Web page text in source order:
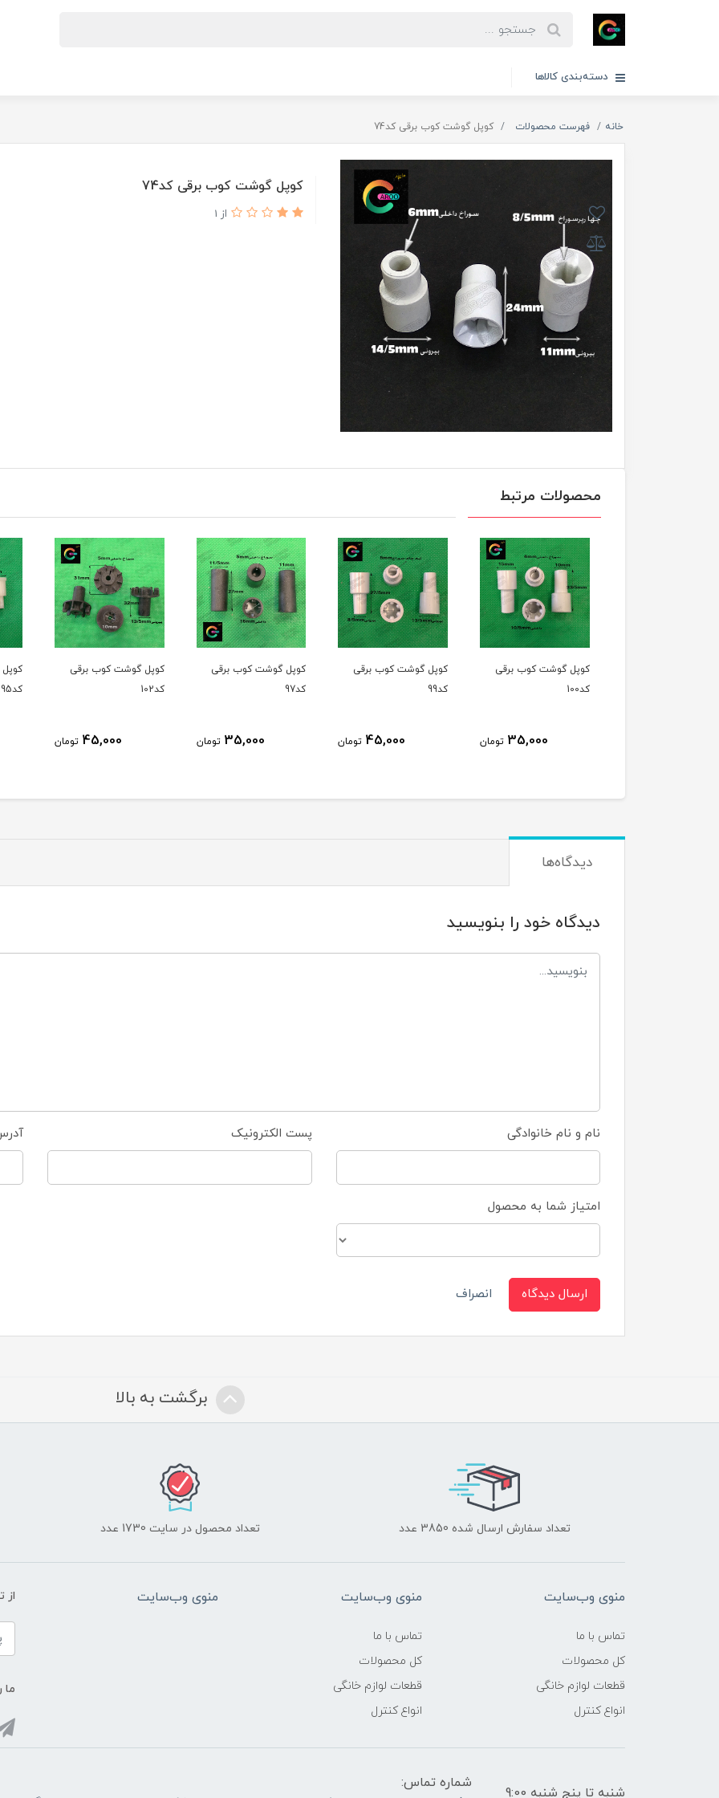
دسته‌بندی کالاها
خانه فهرست محصولات کوپل گوشت کوب برقی کد74
کوپل گوشت کوب برقی کد74
از 1
محصولات مرتبط
کوپل گوشت کوب برقی
35,000 تومان
کوپل گوشت کوب برقی
45,000 تومان
کوپل گوشت کوب برقی
35,000 تومان
کوپل گوشت کوب برقی
45,000 تومان
کوپل
دیدگاه‌ها
دیدگاه خود را بنویسید
نام و نام خانوادگی پست الکترونیک
امتیاز شما به محصول
ارسال دیدگاه انصراف
برگشت به بالا
تعداد سفارش ارسال شده 3850 عدد تعداد محصول در سایت 1730 عدد
منوی وب‌سایت
تماس با ما
کل محصولات
قطعات لوازم خانگی
انواع کنترل
منوی وب‌سایت
تماس با ما
کل محصولات
قطعات لوازم خانگی
انواع کنترل
منوی وب‌سایت از
ما
شنبه تا پنج شنبه 9:00
شماره تماس: